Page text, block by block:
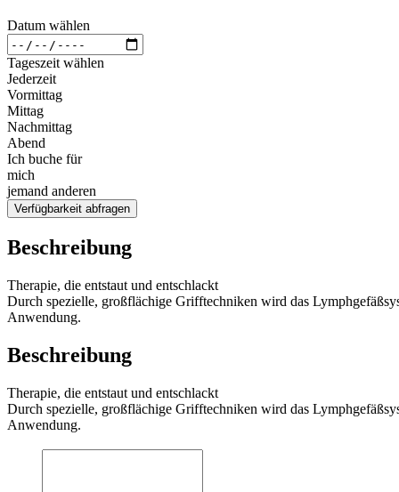
Datum wählen
Tageszeit wählen
Jederzeit
Vormittag
Mittag
Nachmittag
Abend
Ich buche für
mich
jemand anderen
Verfügbarkeit abfragen
Beschreibung
Therapie, die entstaut und entschlackt
Durch spezielle, großflächige Grifftechniken wird das
Anwendung.
Beschreibung
Therapie, die entstaut und entschlackt
Durch spezielle, großflächige Grifftechniken wird das
Anwendung.